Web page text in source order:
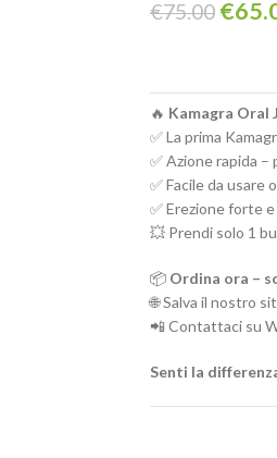
€75.00 €
🔥 Kamagra Oral
✅ La prima
✅ Azione rapida
✅ Facile da
✅ Erezione forte
💥 Prendi solo 1
📦 Ordina ora –
🌐 Salva il nostro
📲 Contattaci su
Senti la